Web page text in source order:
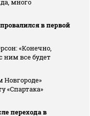
много
в первой
«Конечно,
ним все будет
Новгороде»
«Спартака»
перехода в